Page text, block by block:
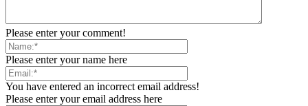
Please enter your comment!
Please enter your name here
You have entered an incorrect email address!
Please enter your email address here